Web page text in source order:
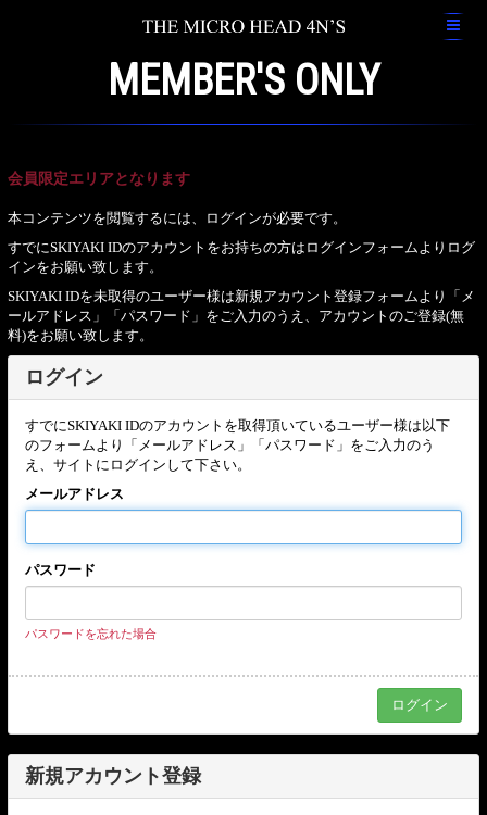
MEMBER'S ONLY
会員限定エリアとなります
本コンテンツを閲覧するには、ログインが必要です。
すでにSKIYAKI IDのアカウントをお持ちの方はログインフォームよりログ
インをお願い致します。
SKIYAKI IDを未取得のユーザー様は新規アカウント登録フォームより「メ
ールアドレス」「パスワード」をご入力のうえ、アカウントのご登録(無
料)をお願い致します。
ログイン
すでにSKIYAKI IDのアカウントを取得頂いているユーザー様は以下
のフォームより「メールアドレス」「パスワード」をご入力のう
え、サイトにログインして下さい。
メールアドレス
パスワード
パスワードを忘れた場合
新規アカウント登録